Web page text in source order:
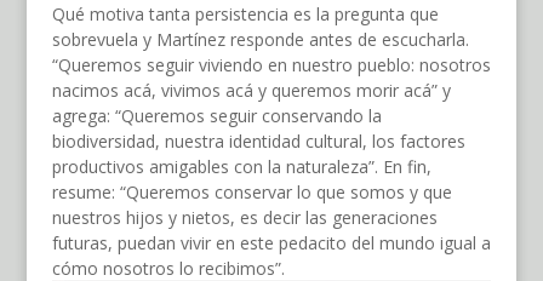
Qué motiva tanta persistencia es la pregunta que
sobrevuela y Martínez responde antes de escucharla.
“Queremos seguir viviendo en nuestro pueblo: nosotros
nacimos acá, vivimos acá y queremos morir acá” y
agrega: “Queremos seguir conservando la
biodiversidad, nuestra identidad cultural, los factores
productivos amigables con la naturaleza”. En fin,
resume: “Queremos conservar lo que somos y que
nuestros hijos y nietos, es decir las generaciones
futuras, puedan vivir en este pedacito del mundo igual a
cómo nosotros lo recibimos”.